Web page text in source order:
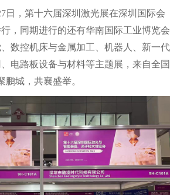
日，第十六届深圳激光展在深圳国际会
，同期进行的还有华南国际工业博览会
数控机床与金属加工、机器人、新一代
电路板设备与材料等主题展，来自全国
鹏城，共襄盛举。